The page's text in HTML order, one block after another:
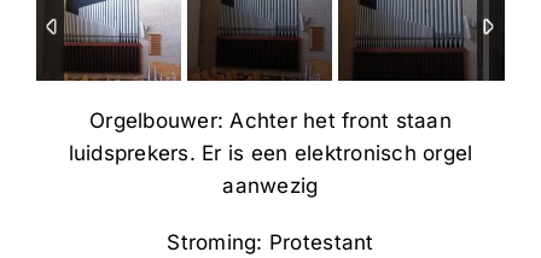
Orgelbouwer: Achter het front staan
luidsprekers. Er is een elektronisch orgel
aanwezig
Stroming: Protestant